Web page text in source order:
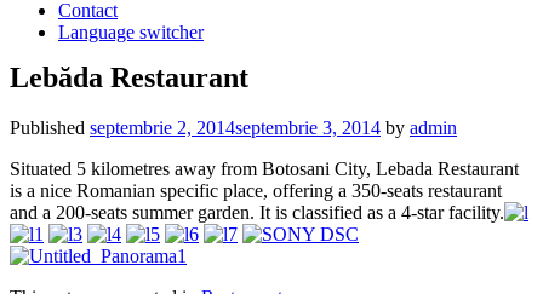
Contact
Language switcher
Lebăda Restaurant
Published septembrie 2, 2014septembrie 3, 2014 by admin
Situated 5 kilometres away from Botosani City, Lebada Restaurant
is a nice Romanian specific place, offering a 350-seats restaurant
and a 200-seats summer garden. It is classified as a 4-star facility.